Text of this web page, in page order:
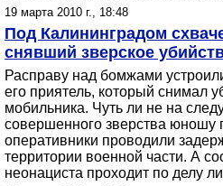
19 марта 2010 г., 18:48
Под Калининградом
снявший зверское
Расправу над бомжами
его приятель, который снимал
мобильника. Чуть ли не на
совершенного зверства юношу
оперативники проводили
территории военной части. А
неонациста проходит по делу